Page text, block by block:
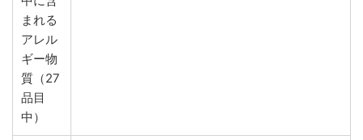
まれる
アレル
ギー物
質（27
品目
中）